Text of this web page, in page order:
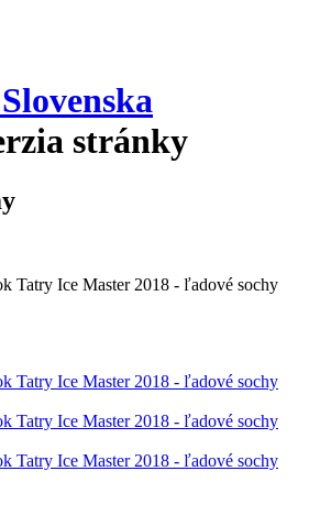
stránky
Tatry Ice Master 2018 - ľadové sochy
Tatry Ice Master 2018 - ľadové sochy
Tatry Ice Master 2018 - ľadové sochy
Tatry Ice Master 2018 - ľadové sochy